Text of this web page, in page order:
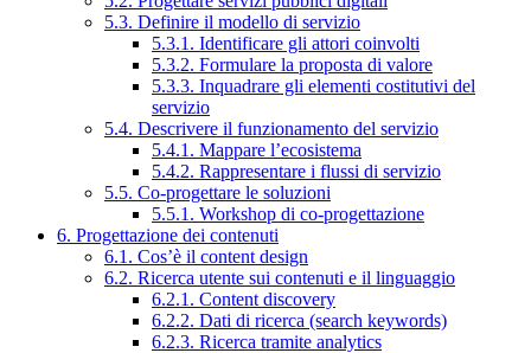
5.3. Definire il modello di servizio
5.3.1. Identificare gli attori coinvolti
5.3.2. Formulare la proposta di valore
5.3.3. Inquadrare gli elementi costitutivi del
servizio
5.4. Descrivere il funzionamento del servizio
5.4.1. Mappare l’ecosistema
5.4.2. Rappresentare i flussi di servizio
5.5. Co-progettare le soluzioni
5.5.1. Workshop di co-progettazione
6. Progettazione dei contenuti
6.1. Cos’è il content design
6.2. Ricerca utente sui contenuti e il linguaggio
6.2.1. Content discovery
6.2.2. Dati di ricerca (search keywords)
6.2.3. Ricerca tramite analytics